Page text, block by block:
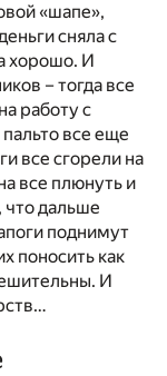
«шапе»,
сняла с
хорошо. И
– тогда все
работу с
все еще
все сгорели на
все плюнуть и
что дальше
поднимут
поносить как
И